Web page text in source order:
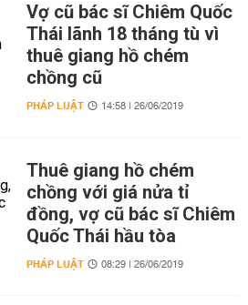
Vợ cũ bác sĩ Chiêm Quốc
Thái lãnh 18 tháng tù vì
thuê giang hồ chém
chồng cũ
PHÁP LUẬT 14:58 | 26/06/2019
Thuê giang hồ chém
chồng với giá nửa tỉ
đồng, vợ cũ bác sĩ Chiêm
Quốc Thái hầu tòa
PHÁP LUẬT 08:29 | 26/06/2019